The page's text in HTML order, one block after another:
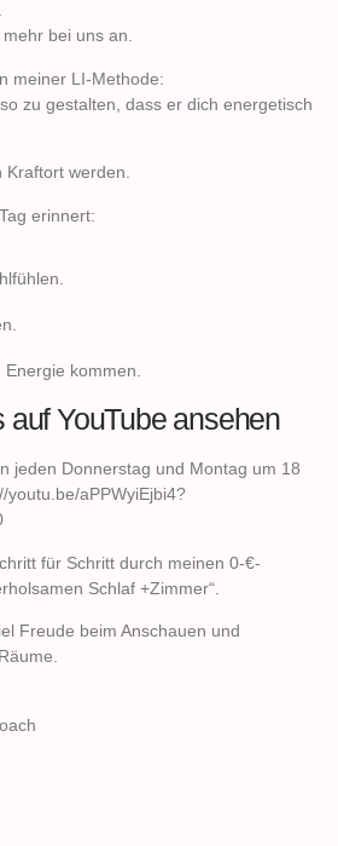
bei uns an.
meiner LI-Methode:
zu gestalten, dass er dich energetisch
werden.
erinnert:
kommen.
auf YouTube ansehen
jeden Donnerstag und Montag um 18
youtu.be/aPPWyiEjbi4?
für Schritt durch meinen 0-€-
Schlaf +Zimmer“.
Freude beim Anschauen und